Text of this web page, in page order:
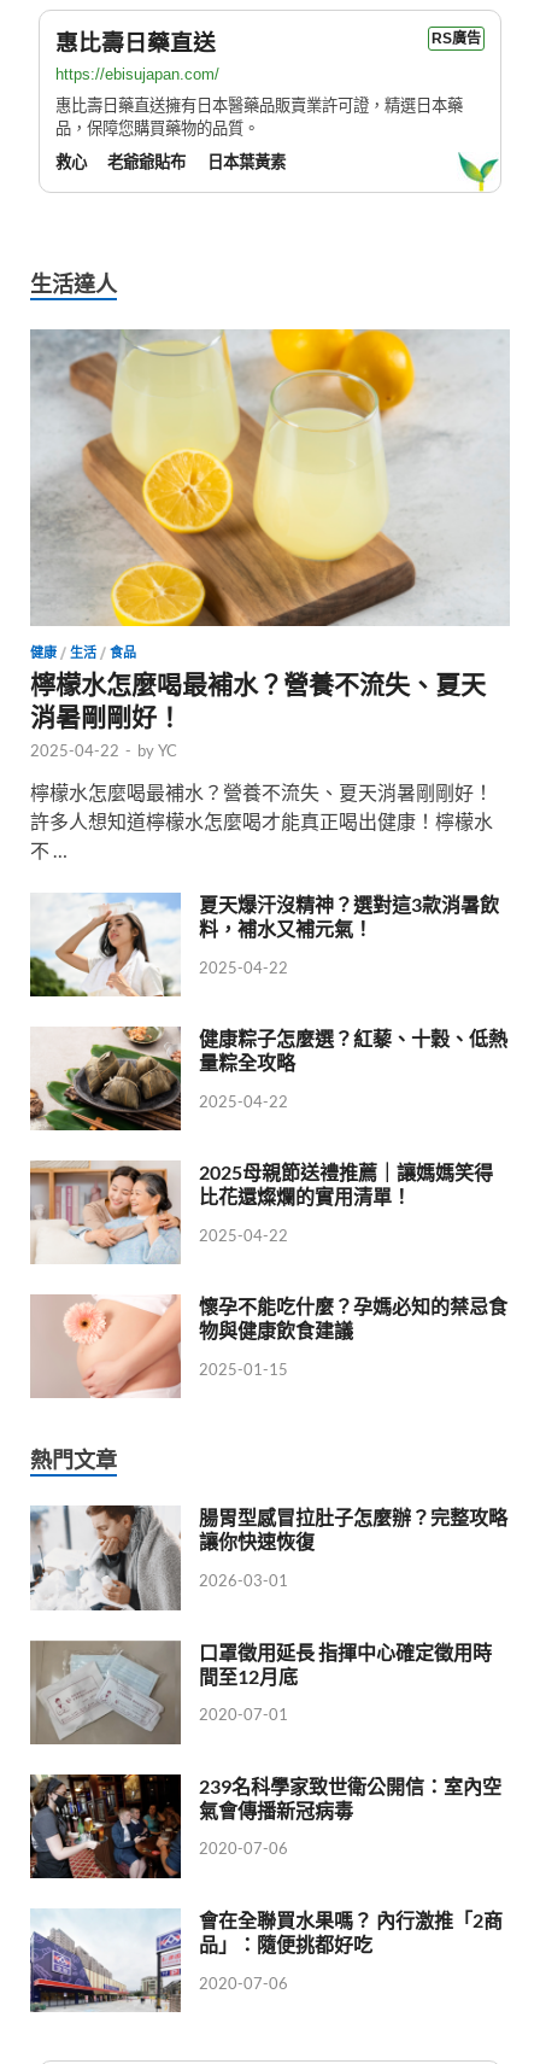
惠比壽日藥直送 RS廣告
https://ebisujapan.com/
惠比壽日藥直送擁有日本醫藥品販賣業許可證，精選日本藥
品，保障您購買藥物的品質。
救心
老爺爺貼布 日本葉黃素
生活達人
健康 / 生活 / 食品
檸檬水怎麼喝最補水？營養不流失、夏天
消暑剛剛好！
2025-04-22 - byYC
檸檬水怎麼喝最補水？營養不流失、夏天消暑剛剛好！
許多人想知道檸檬水怎麼喝才能真正喝出健康！檸檬水
不 …
夏天爆汗沒精神？選對這3款消暑飲
料，補水又補元氣！
2025-04-22
健康粽子怎麼選？紅藜、十穀、低熱
量粽全攻略
2025-04-22
2025母親節送禮推薦｜讓媽媽笑得
比花還燦爛的實用清單！
2025-04-22
懷孕不能吃什麼？孕媽必知的禁忌食
物與健康飲食建議
2025-01-15
熱門文章
腸胃型感冒拉肚子怎麼辦？完整攻略
讓你快速恢復
2026-03-01
口罩徵用延長 指揮中心確定徵用時
間至12月底
2020-07-01
239名科學家致世衛公開信：室內空
氣會傳播新冠病毒
2020-07-06
會在全聯買水果嗎？ 內行激推「2商
品」：隨便挑都好吃
2020-07-06